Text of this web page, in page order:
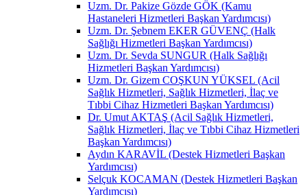
Uzm. Dr. Pakize Gözde GÖK (Kamu
Hastaneleri Hizmetleri Başkan Yardımcısı)
Uzm. Dr. Şebnem EKER GÜVENÇ (Halk
Sağlığı Hizmetleri Başkan Yardımcısı)
Uzm. Dr. Sevda SUNGUR (Halk Sağlığı
Hizmetleri Başkan Yardımcısı)
Uzm. Dr. Gizem COŞKUN YÜKSEL (Acil
Sağlık Hizmetleri, Sağlık Hizmetleri, İlaç ve
Tıbbi Cihaz Hizmetleri Başkan Yardımcısı)
Dr. Umut AKTAŞ (Acil Sağlık Hizmetleri,
Sağlık Hizmetleri, İlaç ve Tıbbi Cihaz Hizmetleri
Başkan Yardımcısı)
Aydın KARAVİL (Destek Hizmetleri Başkan
Yardımcısı)
Selçuk KOCAMAN (Destek Hizmetleri Başkan
Yardımcısı)